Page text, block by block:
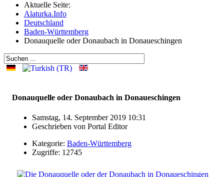
Aktuelle Seite:
Alaturka.Info
Deutschland
Baden-Württemberg
Donauquelle oder Donaubach in Donaueschingen
Donauquelle oder Donaubach in Donaueschingen
Samstag, 14. September 2019 10:31
Geschrieben von Portal Editor
Kategorie: Baden-Württemberg
Zugriffe: 12745